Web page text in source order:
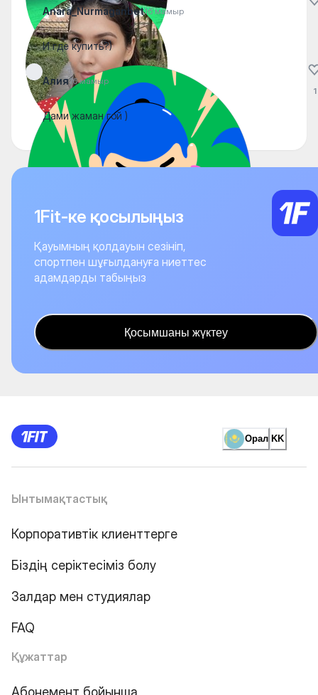
Anara_Nurmaganbet16 мамыр
И где купить?)
Алия16 мамыр
Дами жаман гой )
1
1Fit-ке қосылыңыз
Қауымның қолдауын сезініп,
спортпен шұғылдануға ниеттес
адамдарды табыңыз
Қосымшаны жүктеу
Орал KK
Ынтымақтастық
Корпоративтік клиенттерге
Біздің серіктесіміз болу
Залдар мен студиялар
FAQ
Құжаттар
Абонемент бойынша